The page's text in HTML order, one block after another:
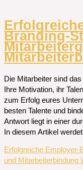
Branding-
Die Mitarbeiter sind
Ihre Motivation, ihr
zum Erfolg eures
besten Talente und
Antwort liegt in einer
In diesem Artikel
Erfolgreiche Employer-
und Mitarbeiterbindung